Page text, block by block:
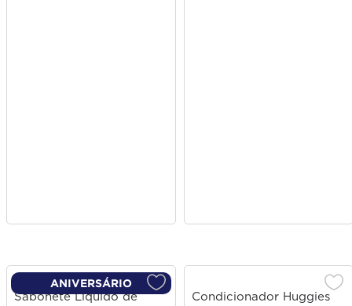
ANIVERSÁRIO
Sabonete Líquido de
Condicionador Huggies